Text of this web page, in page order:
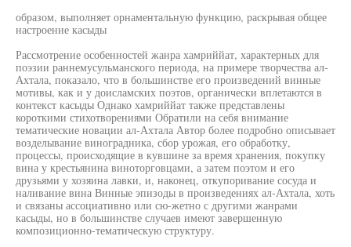
образом, выполняет орнаментальную функцию, раскрывая общее
настроение касыды
Рассмотрение особенностей жанра хамриййат, характерных для
поэзии раннемусульманского периода, на примере творчества ал-
Ахтала, показало, что в большинстве его произведений винные
мотивы, как и у доисламских поэтов, органически вплетаются в
контекст касыды Однако хамриййат также представлены
короткими стихотворениями Обратили на себя внимание
тематические новации ал-Ахтала Автор более подробно описывает
возделывание виноградника, сбор урожая, его обработку,
процессы, происходящие в кувшине за время хранения, покупку
вина у крестьянина виноторговцами, а затем поэтом и его
друзьями у хозяина лавки, и, наконец, откупоривание сосуда и
наливание вина Винные эпизоды в произведениях ал-Ахтала, хоть
и связаны ассоциативно или сю-жетно с другими жанрами
касыды, но в большинстве случаев имеют завершенную
композиционно-тематическую структуру.